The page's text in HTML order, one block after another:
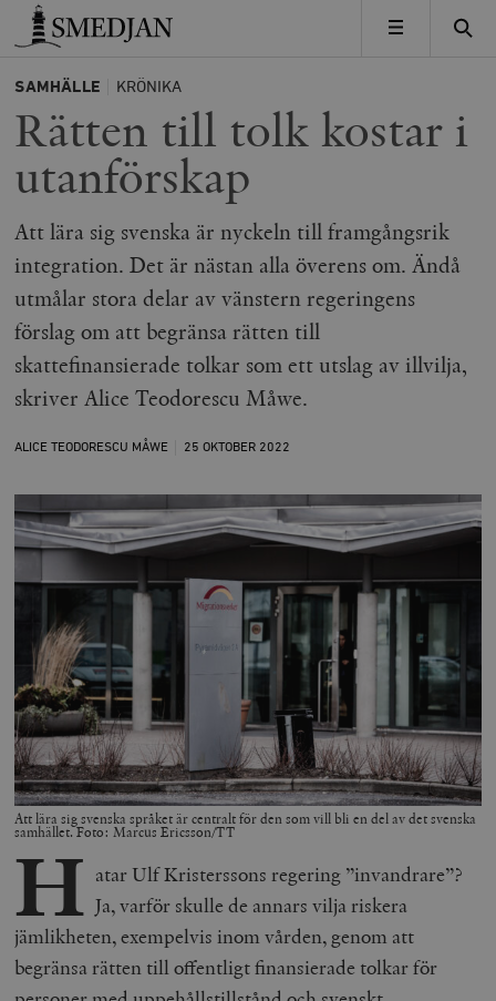
Timbro
MENY
SAMHÄLLE KRÖNIKA
Rätten till tolk kostar i
utanförskap
Att lära sig svenska är nyckeln till framgångsrik
integration. Det är nästan alla överens om. Ändå
utmålar stora delar av vänstern regeringens
förslag om att begränsa rätten till
skattefinansierade tolkar som ett utslag av illvilja,
skriver Alice Teodorescu Måwe.
ALICE TEODORESCU MÅWE 25 OKTOBER 2022
Att lära sig svenska språket är centralt för den som vill bli en del av det svenska
samhället. Foto: Marcus Ericsson/TT
H atar Ulf Kristerssons regering ”invandrare”?
Ja, varför skulle de annars vilja riskera
jämlikheten, exempelvis inom vården, genom att
begränsa rätten till offentligt finansierade tolkar för